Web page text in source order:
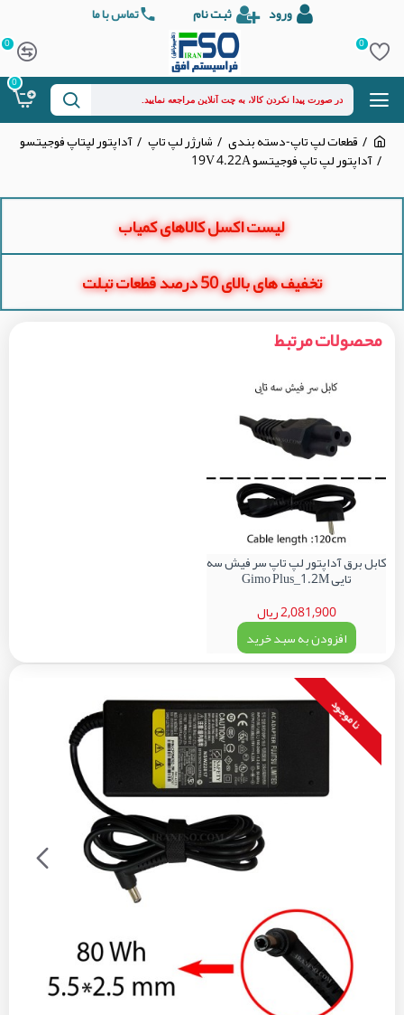
ورود ثبت نام تماس با ما
0
0
0
قطعات لپ تاپ-دسته بندی شارژر لپ تاپ آداپتور لپتاپ فوجیتسو
آداپتور لپ تاپ فوجیتسو 19V 4.22A
لیست اکسل کالاهای کمیاب
تخفیف های بالای 50 درصد قطعات تبلت
محصولات مرتبط
کابل برق آداپتور لپ تاپ سر فیش سه
تایی Gimo Plus_1.2M
2,081,900 ریال
افزودن به سبد خرید
نا موجود